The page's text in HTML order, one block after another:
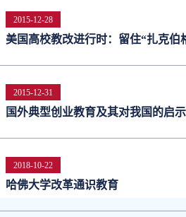
2015-12-28
美国高校教改进行时：留住“扎克伯
2015-12-31
国外典型创业教育及其对我国的启示
2018-10-22
哈佛大学改革通识教育